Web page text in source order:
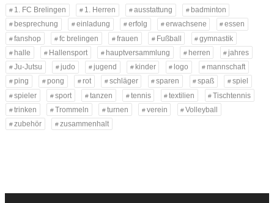
1. FC Brelingen 1. Herren ausstattung
badminton
besprechung
einladung erfolg erwachsene
essen
fanshop
fc brelingen frauen Fußball
gymnastik
halle
Hallensport hauptversammlung herren
jahres
Ju-Jutsu
judo jugend kinder logo
mannschaft
ping
pong rot schläger sparen spaß
spiel
spieler
sport tanzen tennis textilien
Tischtennis
trinken
Trommeln turnen verein
Volleyball
zubehör
zusammenhalt